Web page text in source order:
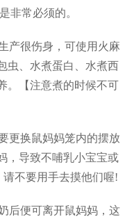
非常必须的。
很伤身，可使用火麻
虫、水煮蛋白、水煮西
。【注意煮的时候不可
换鼠妈妈笼内的摆放
，导致不哺乳小宝宝或
不要用手去摸他们喔!
便可离开鼠妈妈，这